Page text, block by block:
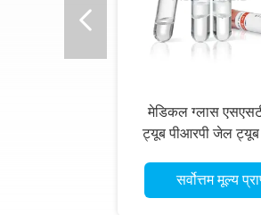
मेडिकल ग्लास
ट्यूब पीआरपी जेल ट्यूब
सर्वोत्तम मूल्य